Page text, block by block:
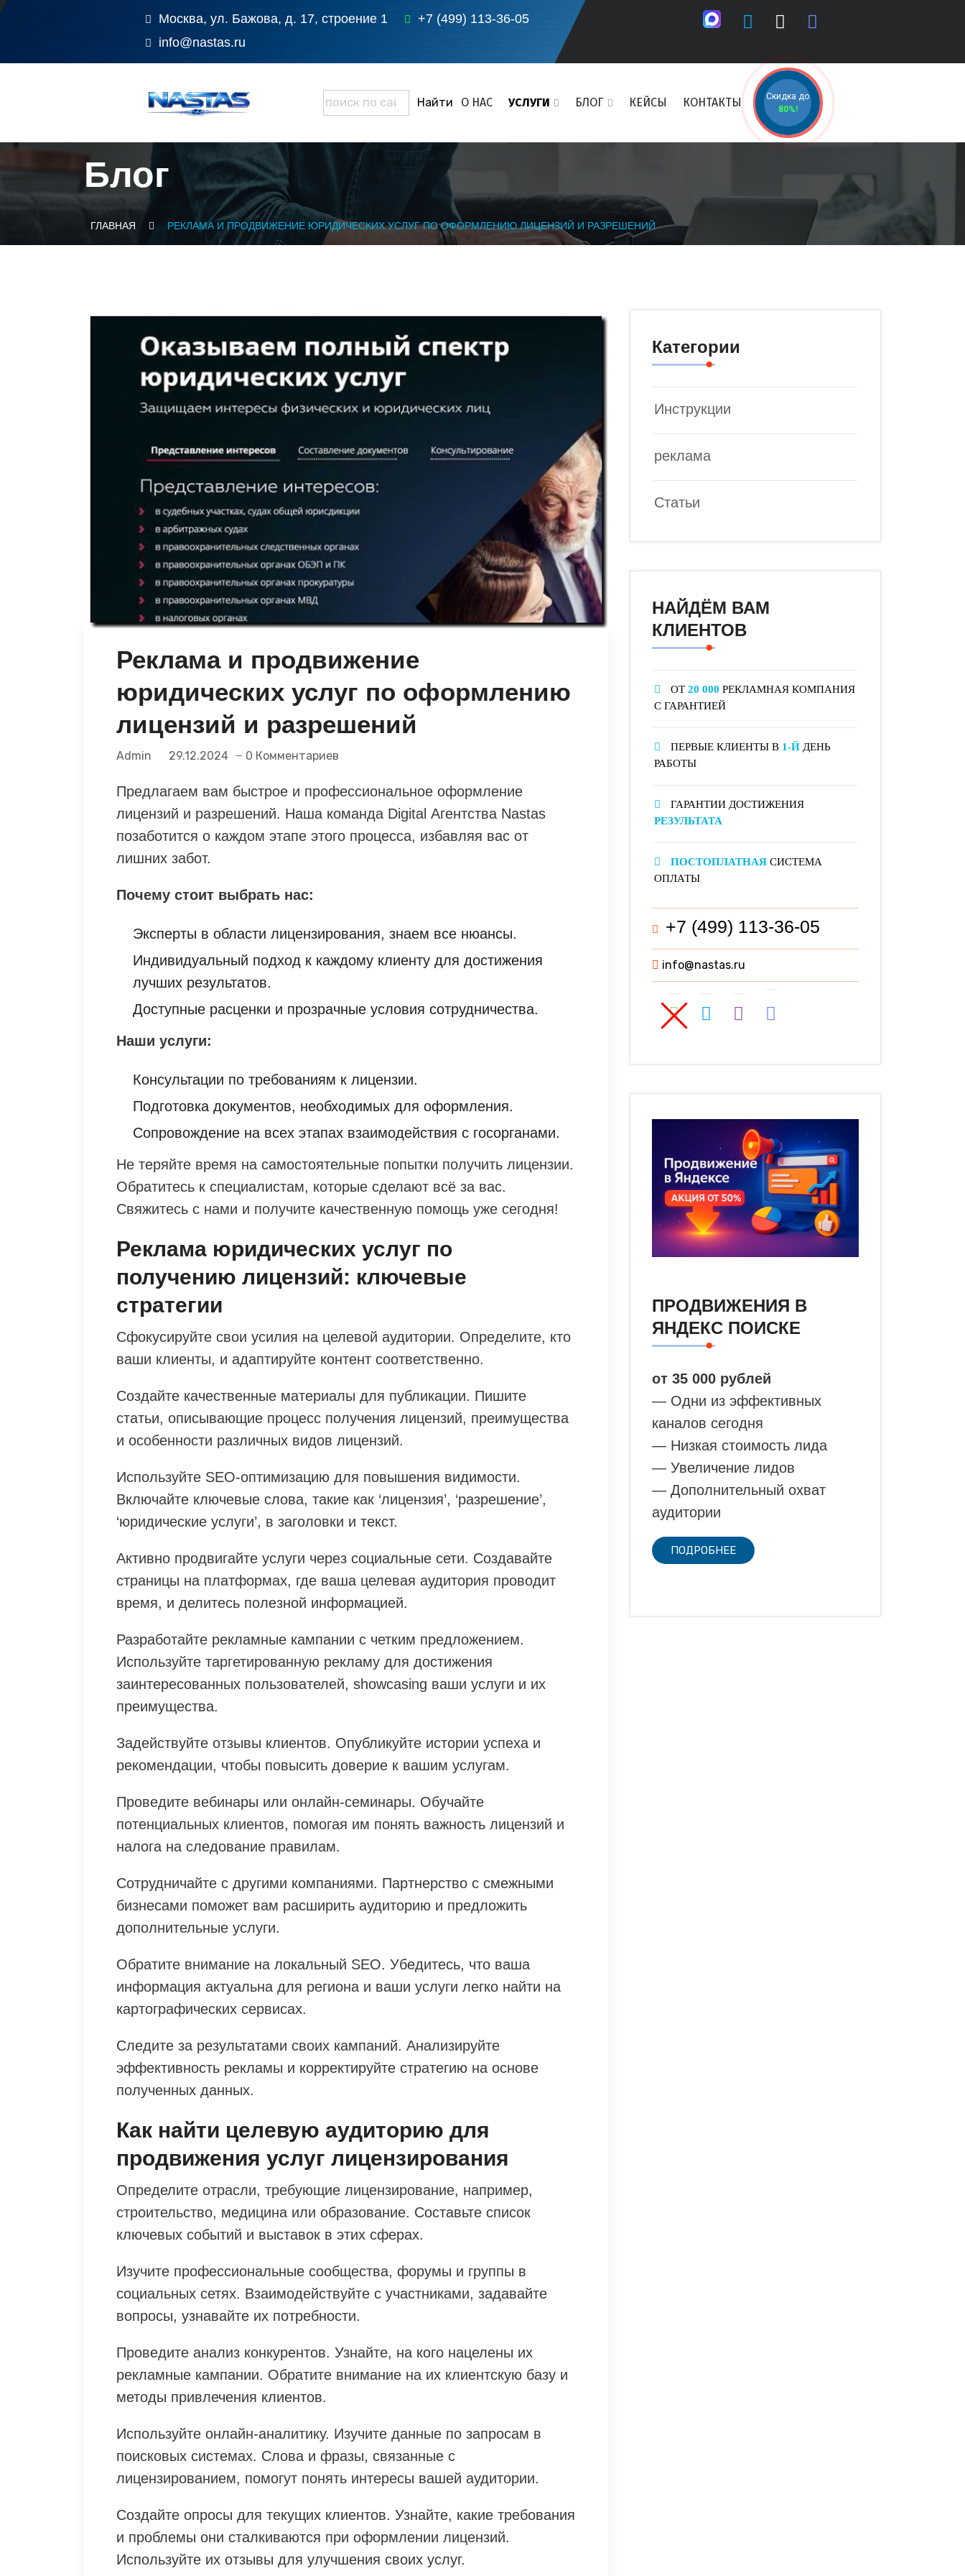
Москва, ул. Бажова, д. 17, строение 1
+7 (499) 113-36-05
info@nastas.ru
О НАС УСЛУГИ БЛОГ КЕЙСЫ КОНТАКТЫ
Скидка до
80%!
Блог
ГЛАВНАЯ РЕКЛАМА И ПРОДВИЖЕНИЕ ЮРИДИЧЕСКИХ УСЛУГ ПО ОФОРМЛЕНИЮ ЛИЦЕНЗИЙ И РАЗРЕШЕНИЙ
Реклама и продвижение
юридических услуг по оформлению
лицензий и разрешений
Admin 29.12.2024 0 Комментариев
Предлагаем вам быстрое и профессиональное оформление
лицензий и разрешений. Наша команда Digital Агентства Nastas
позаботится о каждом этапе этого процесса, избавляя вас от
лишних забот.
Почему стоит выбрать нас:
Эксперты в области лицензирования, знаем все нюансы.
Индивидуальный подход к каждому клиенту для достижения
лучших результатов.
Доступные расценки и прозрачные условия сотрудничества.
Наши услуги:
Консультации по требованиям к лицензии.
Подготовка документов, необходимых для оформления.
Сопровождение на всех этапах взаимодействия с госорганами.
Не теряйте время на самостоятельные попытки получить лицензии.
Обратитесь к специалистам, которые сделают всё за вас.
Свяжитесь с нами и получите качественную помощь уже сегодня!
Реклама юридических услуг по
получению лицензий: ключевые
стратегии
Сфокусируйте свои усилия на целевой аудитории. Определите, кто
ваши клиенты, и адаптируйте контент соответственно.
Создайте качественные материалы для публикации. Пишите
статьи, описывающие процесс получения лицензий, преимущества
и особенности различных видов лицензий.
Используйте SEO-оптимизацию для повышения видимости.
Включайте ключевые слова, такие как ‘лицензия’, ‘разрешение’,
‘юридические услуги’, в заголовки и текст.
Активно продвигайте услуги через социальные сети. Создавайте
страницы на платформах, где ваша целевая аудитория проводит
время, и делитесь полезной информацией.
Разработайте рекламные кампании с четким предложением.
Используйте таргетированную рекламу для достижения
заинтересованных пользователей, showcasing ваши услуги и их
преимущества.
Задействуйте отзывы клиентов. Опубликуйте истории успеха и
рекомендации, чтобы повысить доверие к вашим услугам.
Проведите вебинары или онлайн-семинары. Обучайте
потенциальных клиентов, помогая им понять важность лицензий и
налога на следование правилам.
Сотрудничайте с другими компаниями. Партнерство с смежными
бизнесами поможет вам расширить аудиторию и предложить
дополнительные услуги.
Обратите внимание на локальный SEO. Убедитесь, что ваша
информация актуальна для региона и ваши услуги легко найти на
картографических сервисах.
Следите за результатами своих кампаний. Анализируйте
эффективность рекламы и корректируйте стратегию на основе
полученных данных.
Как найти целевую аудиторию для
продвижения услуг лицензирования
Определите отрасли, требующие лицензирование, например,
строительство, медицина или образование. Составьте список
ключевых событий и выставок в этих сферах.
Изучите профессиональные сообщества, форумы и группы в
социальных сетях. Взаимодействуйте с участниками, задавайте
вопросы, узнавайте их потребности.
Проведите анализ конкурентов. Узнайте, на кого нацелены их
рекламные кампании. Обратите внимание на их клиентскую базу и
методы привлечения клиентов.
Используйте онлайн-аналитику. Изучите данные по запросам в
поисковых системах. Слова и фразы, связанные с
лицензированием, помогут понять интересы вашей аудитории.
Создайте опросы для текущих клиентов. Узнайте, какие требования
и проблемы они сталкиваются при оформлении лицензий.
Используйте их отзывы для улучшения своих услуг.
Категории
Инструкции
реклама
Статьи
НАЙДЁМ ВАМ
КЛИЕНТОВ
ОТ 20 000 РЕКЛАМНАЯ КОМПАНИЯ
С ГАРАНТИЕЙ
ПЕРВЫЕ КЛИЕНТЫ В 1-Й ДЕНЬ
РАБОТЫ
ГАРАНТИИ ДОСТИЖЕНИЯ
РЕЗУЛЬТАТА
ПОСТОПЛАТНАЯ СИСТЕМА
ОПЛАТЫ
+7 (499) 113-36-05
info@nastas.ru
ПРОДВИЖЕНИЯ В
ЯНДЕКС ПОИСКЕ
от 35 000 рублей
— Одни из эффективных
каналов сегодня
— Низкая стоимость лида
— Увеличение лидов
— Дополнительный охват
аудитории
ПОДРОБНЕЕ